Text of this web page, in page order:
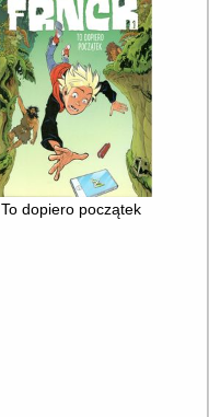
To dopiero początek